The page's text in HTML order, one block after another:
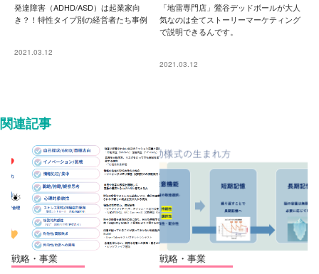
発達障害（ADHD/ASD）は起業家向
き？！特性タイプ別の経営者たち事例
2021.03.12
「地雷専門店」鶯谷デッドボールが大人
気なのは全てストーリーマーケティング
で説明できるんです。
2021.03.12
関連記事
戦略・事業 戦略・事業